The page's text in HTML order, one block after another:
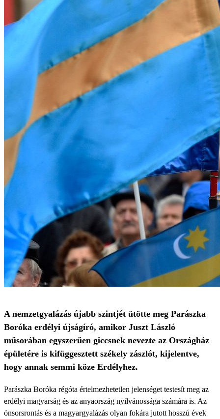
A nemzetgyalázás újabb szintjét ütötte meg Parászka
Boróka erdélyi újságíró, amikor Juszt László
műsorában egyszerűen giccsnek nevezte az Országház
épületére is kifüggesztett székely zászlót, kijelentve,
hogy annak semmi köze Erdélyhez.
Parászka Boróka régóta értelmezhetetlen jelenséget testesít meg az
erdélyi magyarság és az anyaország nyilvánossága számára is. Az
önsorsrontás és a magyargyalázás olyan fokára jutott hosszú évek